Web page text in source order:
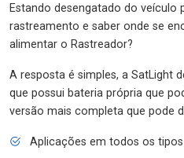
Estando desengatado do veículo
rastreamento e saber onde se
alimentar o Rastreador?
A resposta é simples, a SatLight
que possui bateria própria que
versão mais completa que pode
Aplicações em todos os